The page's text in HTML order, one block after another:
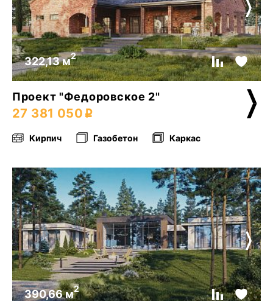
322,13 м2
Проект "Федоровское 2"
27 381 050
Кирпич Газобетон Каркас
390,66 м2